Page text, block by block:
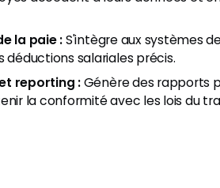
la paie :S'intègre aux systèmes
déductions salariales précis.
reporting :Génère des rapports
la conformité avec les lois du